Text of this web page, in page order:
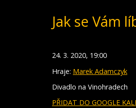
Jak se Vám
24. 3. 2020, 19:00
Hraje: Marek Adamczyk
Divadlo na Vinohradech
PŘIDAT DO GOOGLE